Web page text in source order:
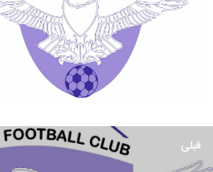
قبلی